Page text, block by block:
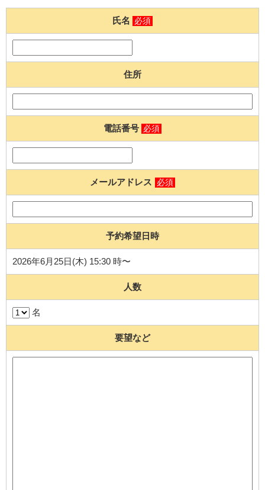
氏名 必須
住所
電話番号 必須
メールアドレス 必須
予約希望日時
2026年6月25日(木) 15:30 時〜
人数
名
要望など